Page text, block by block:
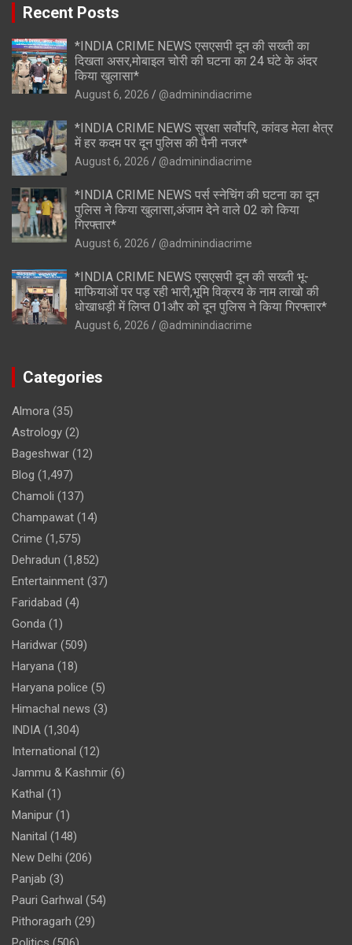
Recent Posts
*INDIA CRIME NEWS एसएसपी दून की सख्ती का
दिखता असर,मोबाइल चोरी की घटना का 24 घंटे के अंदर
किया खुलासा*
August 6, 2026 @adminindiacrime
*INDIA CRIME NEWS सुरक्षा सर्वोपरि, कांवड मेला क्षेत्र
में हर कदम पर दून पुलिस की पैनी नजर*
August 6, 2026 @adminindiacrime
*INDIA CRIME NEWS पर्स स्नेचिंग की घटना का दून
पुलिस ने किया खुलासा,अंजाम देने वाले 02 को किया
गिरफ्तार*
August 6, 2026 @adminindiacrime
*INDIA CRIME NEWS एसएसपी दून की सख्ती भू-
माफियाओं पर पड़ रही भारी,भूमि विक्रय के नाम लाखो की
धोखाधड़ी में लिप्त 01और को दून पुलिस ने किया गिरफ्तार*
August 6, 2026 @adminindiacrime
Categories
Almora (35)
Astrology (2)
Bageshwar (12)
Blog (1,497)
Chamoli (137)
Champawat (14)
Crime (1,575)
Dehradun (1,852)
Entertainment (37)
Faridabad (4)
Gonda (1)
Haridwar (509)
Haryana (18)
Haryana police (5)
Himachal news (3)
INDIA (1,304)
International (12)
Jammu & Kashmir (6)
Kathal (1)
Manipur (1)
Nanital (148)
New Delhi (206)
Panjab (3)
Pauri Garhwal (54)
Pithoragarh (29)